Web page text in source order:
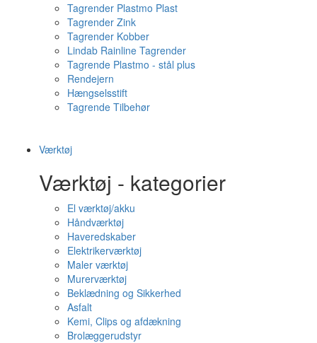
Tagrender Plastmo Plast
Tagrender Zink
Tagrender Kobber
Lindab Rainline Tagrender
Tagrende Plastmo - stål plus
Rendejern
Hængselsstift
Tagrende Tilbehør
Værktøj
Værktøj - kategorier
El værktøj/akku
Håndværktøj
Haveredskaber
Elektrikerværktøj
Maler værktøj
Murerværktøj
Beklædning og Sikkerhed
Asfalt
Kemi, Clips og afdækning
Brolæggerudstyr